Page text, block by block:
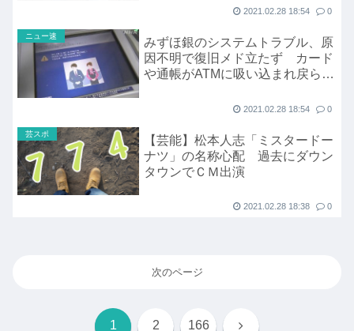
2021.02.28 18:54 0
ニュー速
みずほ銀のシステムトラブル、原
因不明で復旧メド立たず カード
や通帳がATMに吸い込まれ戻らな
2021.02.28 18:54 0
芸スポ
【芸能】松本人志「ミスタードー
ナツ」の名称心配 過去にダウン
タウンでＣＭ出演
2021.02.28 18:38 0
次のページ
1 2 166 次